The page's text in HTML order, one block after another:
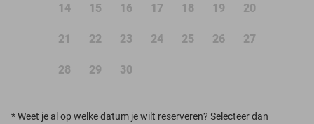
14 15 16 17 18 19 20
21 22 23 24 25 26 27
28 29 30
*Weet je al op welke datum je wilt reserveren? Selecteer dan